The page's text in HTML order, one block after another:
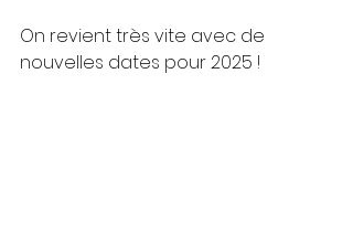
On revient très vite avec de
nouvelles dates pour 2025 !